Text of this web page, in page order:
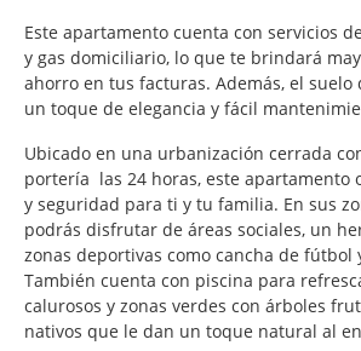
Este apartamento cuenta con servicios
y gas domiciliario, lo que te brindará
ahorro en tus facturas. Además, el suelo
un toque de elegancia y fácil
Ubicado en una urbanización cerrada
portería las 24 horas, este apartamento
y seguridad para ti y tu familia. En sus
podrás disfrutar de áreas sociales, un
zonas deportivas como cancha de fútbol
También cuenta con piscina para
calurosos y zonas verdes con árboles
nativos que le dan un toque natural al